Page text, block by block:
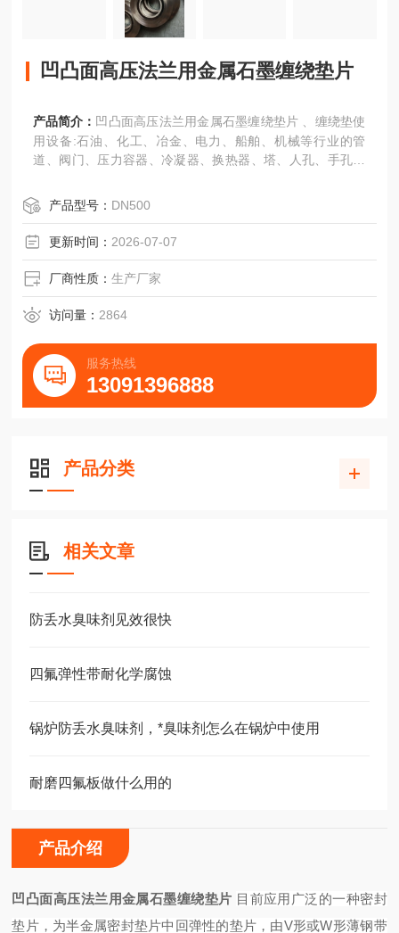
凹凸面高压法兰用金属石墨缠绕垫片
产品简介： 凹凸面高压法兰用金属石墨缠绕垫片 、缠绕垫使
用设备:石油、化工、冶金、电力、船舶、机械等行业的管
道、阀门、压力容器、冷凝器、换热器、塔、人孔、手孔等
产品型号： DN500
更新时间： 2026-07-07
厂商性质：生产厂家
访问量： 2864
服务热线
13091396888
产品分类
相关文章
防丢水臭味剂见效很快
四氟弹性带耐化学腐蚀
锅炉防丢水臭味剂，*臭味剂怎么在锅炉中使用
耐磨四氟板做什么用的
产品介绍
凹凸面高压法兰用金属石墨缠绕垫片 目前应用广泛的一种密封
垫片，为半金属密封垫片中回弹性的垫片，由V形或W形薄钢带